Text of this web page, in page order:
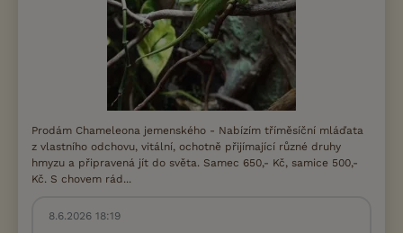
Prodám Chameleona jemenského - Nabízím tříměsíční mláďata
z vlastního odchovu, vitální, ochotně přijímající různé druhy
hmyzu a připravená jít do světa. Samec 650,- Kč, samice 500,-
Kč. S chovem rád...
8.6.2026 18:19